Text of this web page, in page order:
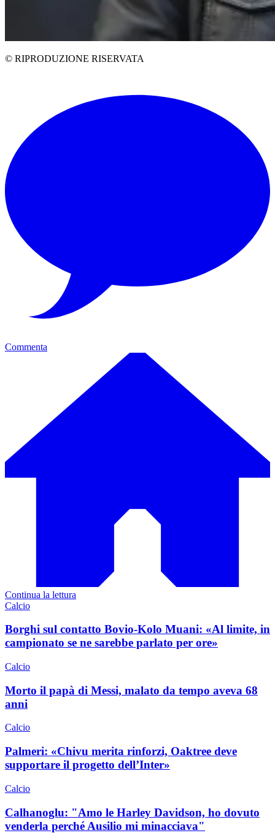
© RIPRODUZIONE RISERVATA
Commenta
Continua la lettura
Calcio
Borghi sul contatto Bovio-Kolo Muani: «Al limite, in
campionato se ne sarebbe parlato per ore»
Calcio
Morto il papà di Messi, malato da tempo aveva 68
anni
Calcio
Palmeri: «Chivu merita rinforzi, Oaktree deve
supportare il progetto dell’Inter»
Calcio
Calhanoglu: "Amo le Harley Davidson, ho dovuto
venderla perché Ausilio mi minacciava"